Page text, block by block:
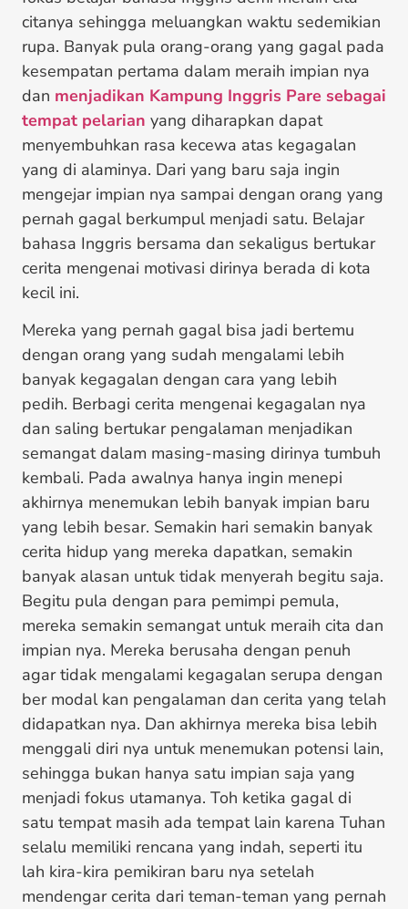
citanya sehingga meluangkan waktu sedemikian
rupa. Banyak pula orang-orang yang gagal pada
kesempatan pertama dalam meraih impian nya
dan menjadikan Kampung Inggris Pare sebagai
tempat pelarian yang diharapkan dapat
menyembuhkan rasa kecewa atas kegagalan
yang di alaminya. Dari yang baru saja ingin
mengejar impian nya sampai dengan orang yang
pernah gagal berkumpul menjadi satu. Belajar
bahasa Inggris bersama dan sekaligus bertukar
cerita mengenai motivasi dirinya berada di kota
kecil ini.
Mereka yang pernah gagal bisa jadi bertemu
dengan orang yang sudah mengalami lebih
banyak kegagalan dengan cara yang lebih
pedih. Berbagi cerita mengenai kegagalan nya
dan saling bertukar pengalaman menjadikan
semangat dalam masing-masing dirinya tumbuh
kembali. Pada awalnya hanya ingin menepi
akhirnya menemukan lebih banyak impian baru
yang lebih besar. Semakin hari semakin banyak
cerita hidup yang mereka dapatkan, semakin
banyak alasan untuk tidak menyerah begitu saja.
Begitu pula dengan para pemimpi pemula,
mereka semakin semangat untuk meraih cita dan
impian nya. Mereka berusaha dengan penuh
agar tidak mengalami kegagalan serupa dengan
ber modal kan pengalaman dan cerita yang telah
didapatkan nya. Dan akhirnya mereka bisa lebih
menggali diri nya untuk menemukan potensi lain,
sehingga bukan hanya satu impian saja yang
menjadi fokus utamanya. Toh ketika gagal di
satu tempat masih ada tempat lain karena Tuhan
selalu memiliki rencana yang indah, seperti itu
lah kira-kira pemikiran baru nya setelah
mendengar cerita dari teman-teman yang pernah